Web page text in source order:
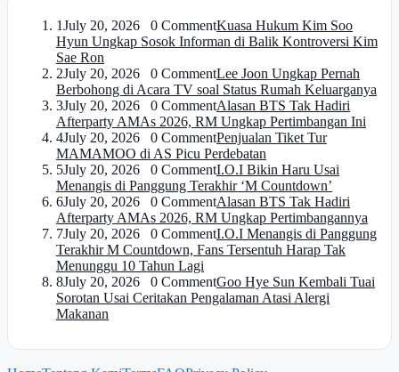
1July 20, 2026 0 CommentKuasa Hukum Kim Soo
Hyun Ungkap Sosok Informan di Balik Kontroversi Kim
Sae Ron
2July 20, 2026 0 CommentLee Joon Ungkap Pernah
Berbohong di Acara TV soal Status Rumah Keluarganya
3July 20, 2026 0 CommentAlasan BTS Tak Hadiri
Afterparty AMAs 2026, RM Ungkap Pertimbangan Ini
4July 20, 2026 0 CommentPenjualan Tiket Tur
MAMAMOO di AS Picu Perdebatan
5July 20, 2026 0 CommentI.O.I Bikin Haru Usai
Menangis di Panggung Terakhir ‘M Countdown’
6July 20, 2026 0 CommentAlasan BTS Tak Hadiri
Afterparty AMAs 2026, RM Ungkap Pertimbangannya
7July 20, 2026 0 CommentI.O.I Menangis di Panggung
Terakhir M Countdown, Fans Tersentuh Harap Tak
Menunggu 10 Tahun Lagi
8July 20, 2026 0 CommentGoo Hye Sun Kembali Tuai
Sorotan Usai Ceritakan Pengalaman Atasi Alergi
Makanan